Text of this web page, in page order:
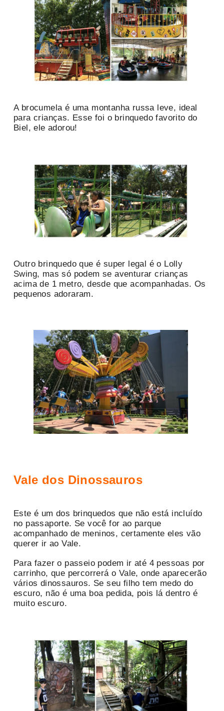
A brocumela é uma montanha russa leve, ideal
para crianças. Esse foi o brinquedo favorito do
Biel, ele adorou!
Outro brinquedo que é super legal é o Lolly
Swing, mas só podem se aventurar crianças
acima de 1 metro, desde que acompanhadas. Os
pequenos adoraram.
Vale dos Dinossauros
Este é um dos brinquedos que não está incluído
no passaporte. Se você for ao parque
acompanhado de meninos, certamente eles vão
querer ir ao Vale.
Para fazer o passeio podem ir até 4 pessoas por
carrinho, que percorrerá o Vale, onde aparecerão
vários dinossauros. Se seu filho tem medo do
escuro, não é uma boa pedida, pois lá dentro é
muito escuro.